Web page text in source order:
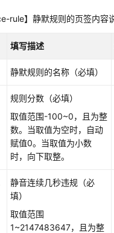
rule】静默规则的页签内容
填写描述
静默规则的名称（必填）
规则分数（必填）
取值范围-100~0，且为整
数。当取值为空时，自动
赋值0。当取值为小数
时，向下取整。
静音连续几秒违规（必
填）
取值范围
1~2147483647，且为整